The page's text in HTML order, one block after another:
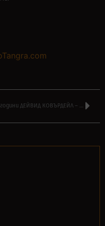
70 години ДЕЙВИД КОВЪРДЕЙЛ – ето специалната програма на радиото днес